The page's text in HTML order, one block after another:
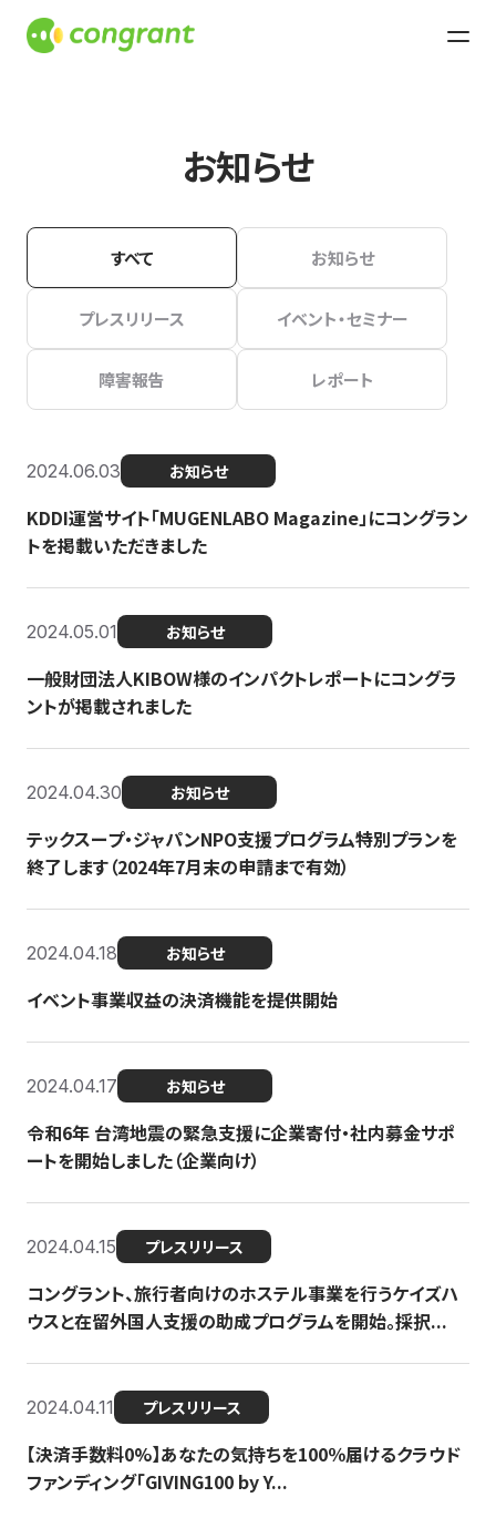
お知らせ
すべて お知らせ
プレスリリース イベント・セミナー
障害報告 レポート
2024.06.03 お知らせ
KDDI運営サイト「MUGENLABO Magazine」にコングラン
トを掲載いただきました
2024.05.01 お知らせ
一般財団法人KIBOW様のインパクトレポートにコングラ
ントが掲載されました
2024.04.30 お知らせ
テックスープ・ジャパンNPO支援プログラム特別プランを
終了します（2024年7月末の申請まで有効）
2024.04.18 お知らせ
イベント事業収益の決済機能を提供開始
2024.04.17 お知らせ
令和6年 台湾地震の緊急支援に企業寄付・社内募金サポ
ートを開始しました（企業向け）
2024.04.15 プレスリリース
コングラント、旅行者向けのホステル事業を行うケイズハ
ウスと在留外国人支援の助成プログラムを開始。採択...
2024.04.11 プレスリリース
【決済手数料0%】あなたの気持ちを100％届けるクラウド
ファンディング「GIVING100 by Y...